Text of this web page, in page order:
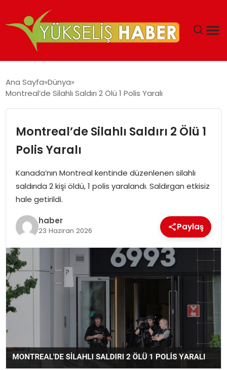
MALIYETLERINI AZALTIYOR’
Ana Sayfa Dünya
Montreal’de Silahlı Saldırı 2 Ölü 1 Polis Yaralı
Montreal’de Silahlı Saldırı 2 Ölü 1
Polis Yaralı
Kanada’nın Montreal kentinde düzenlenen silahlı
saldırıda 2 kişi öldü, 1 polis yaralandı. Saldırgan etkisiz
hale getirildi.
haber
23 Haziran 2026 Paylaş